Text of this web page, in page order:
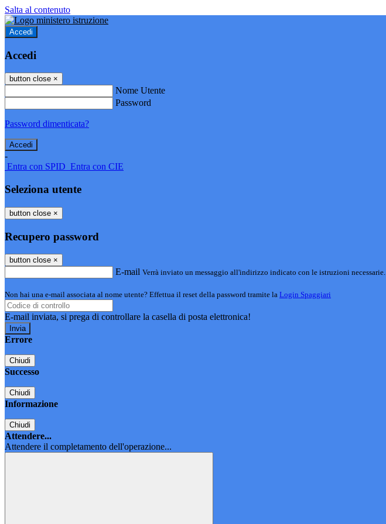
Salta al contenuto
Accedi
Accedi
button close ×
Nome Utente
Password
Password dimenticata?
-
Entra con SPID Entra con CIE
Seleziona utente
button close ×
Recupero password
button close ×
E-mail Verrà inviato un messaggio all'indirizzo indicato con le istruzioni necessarie.
Non hai una e-mail associata al nome utente? Effettua il reset della password tramite la Login Spaggiari
E-mail inviata, si prega di controllare la casella di posta elettronica!
Errore
Chiudi
Successo
Chiudi
Informazione
Chiudi
Attendere...
Attendere il completamento dell'operazione...